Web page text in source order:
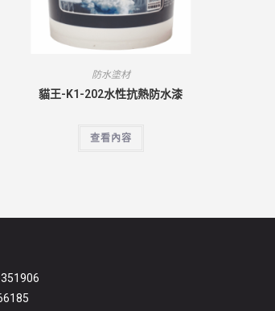
防水塗材
貓王-K1-202水性抗熱防水漆
查看內容